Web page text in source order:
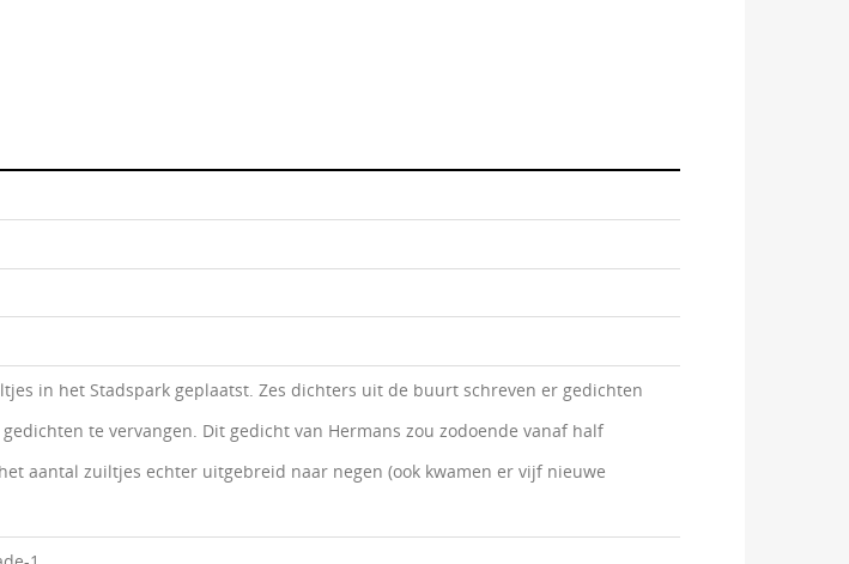
in het Stadspark geplaatst. Zes dichters uit de buurt schreven er gedichten
te vervangen. Dit gedicht van Hermans zou zodoende vanaf half
aantal zuiltjes echter uitgebreid naar negen (ook kwamen er vijf nieuwe